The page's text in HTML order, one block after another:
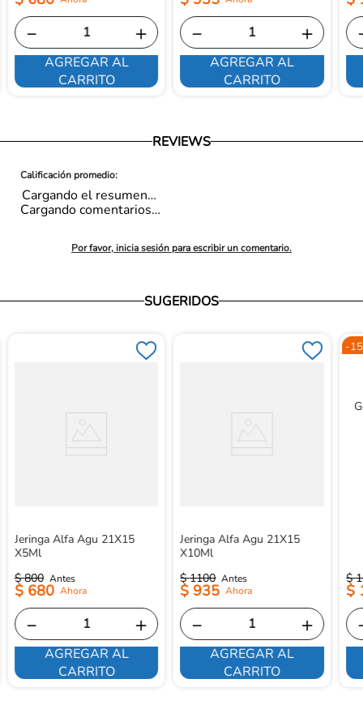
＋
－
AGREGAR AL
CARRITO
＋
－
AGREGAR AL
CARRITO
REVIEWS
Cargando el resumen…
Por favor, inicia sesión para escribir un comentario.
Cargando comentarios…
SUGERIDOS
Jeringa Alfa Agu 21X15
X5Ml
$ 800
$ 680
＋
－
AGREGAR AL
CARRITO
Jeringa Alfa Agu 21X15
X10Ml
$ 1100
$ 935
＋
－
AGREGAR AL
CARRITO
-
$
$